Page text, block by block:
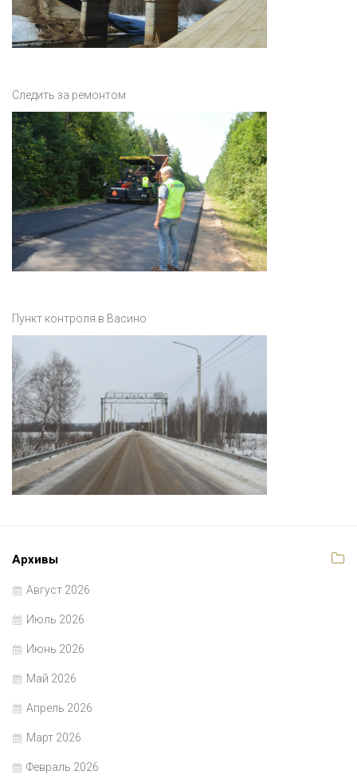
Следить за ремонтом
Пункт контроля в Васино
Архивы
Август 2026
Июль 2026
Июнь 2026
Май 2026
Апрель 2026
Март 2026
Февраль 2026